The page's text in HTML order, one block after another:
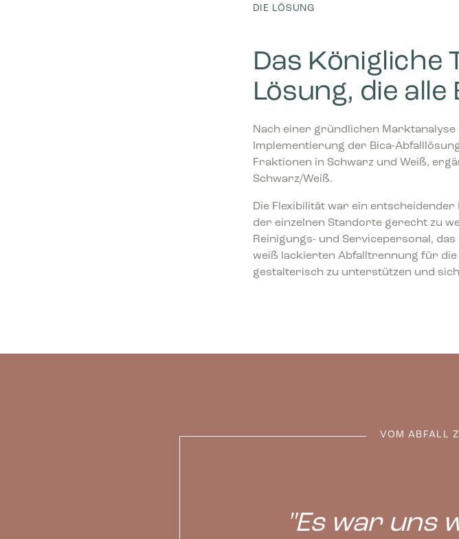
Marketing-Cookies werden verwendet, um
DIE LÖSUNG
Das Königliche
Lösung, die
Nach einer gründlichen
Implementierung der Bica-
Fraktionen in Schwarz und Weiß,
Schwarz/Weiß.
Die Flexibilität war ein
der einzelnen Standorte gerecht zu
Reinigungs- und Servicepersonal,
weiß lackierten Abfalltrennung für
gestalterisch zu unterstützen und
VOM ABFALL
"Es war uns